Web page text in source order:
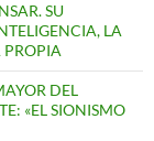
SU
LA
PROPIA
DEL
«EL SIONISMO